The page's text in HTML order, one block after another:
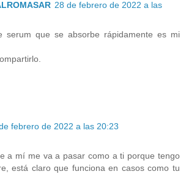
28 de febrero de 2022 a las
serum que se absorbe rápidamente es mi
febrero de 2022 a las 20:23
a mí me va a pasar como a ti porque tengo
está claro que funciona en casos como tu